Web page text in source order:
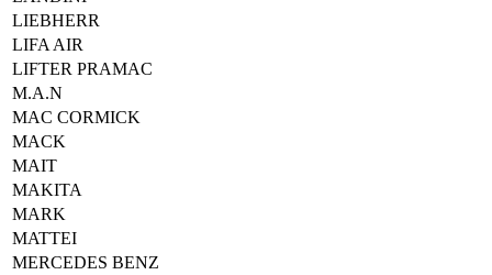
LIEBHERR
LIFA AIR
LIFTER PRAMAC
M.A.N
MAC CORMICK
MACK
MAIT
MAKITA
MARK
MATTEI
MERCEDES BENZ